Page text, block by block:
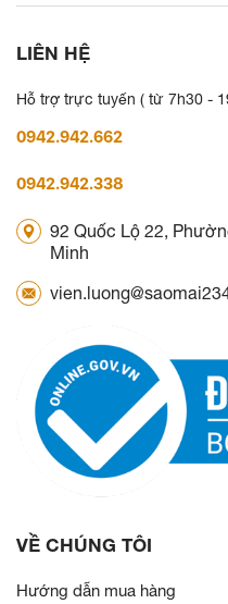
LIÊN HỆ
Hỗ trợ trực tuyến ( từ 7h30 -
0942.942.662
0942.942.338
92 Quốc Lộ 22,
Minh
VỀ CHÚNG TÔI
Hướng dẫn mua hàng